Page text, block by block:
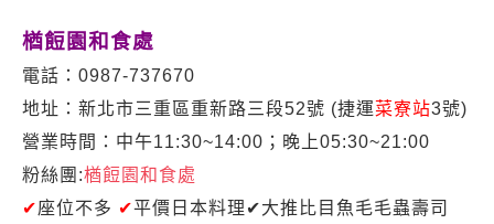
楢餖園和食處
電話：0987-737670
地址：新北市三重區重新路三段52號 (捷運菜寮站3號)
營業時間：中午11:30~14:00；晚上05:30~21:00
粉絲團:楢餖園和食處
✔座位不多 ✔平價日本料理✔大推 比目魚毛毛蟲壽司